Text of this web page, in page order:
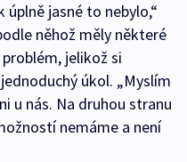
jasné to nebylo,“
něhož měly některé
jelikož si
úkol. „Myslím
u nás. Na druhou stranu
nemáme a není